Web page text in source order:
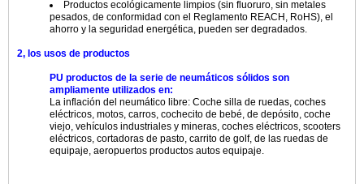
Productos ecológicamente limpios (sin fluoruro, sin metales
pesados, de conformidad con el Reglamento REACH, RoHS), el
ahorro y la seguridad energética, pueden ser degradados.
2, los usos de productos
PU productos de la serie de neumáticos sólidos son
ampliamente utilizados en:
La inflación del neumático libre: Coche silla de ruedas, coches
eléctricos, motos, carros, cochecito de bebé, de depósito, coche
viejo, vehículos industriales y mineras, coches eléctricos, scooters
eléctricos, cortadoras de pasto, carrito de golf, de las ruedas de
equipaje, aeropuertos productos autos equipaje.